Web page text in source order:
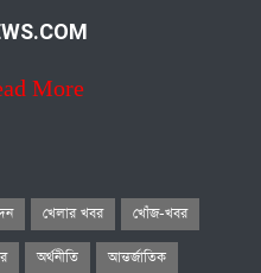
More
খেলার খবর খোঁজ-খবর
অর্থনীতি আন্তর্জাতিক